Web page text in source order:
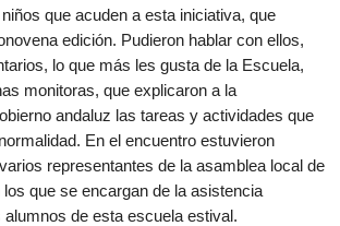
que acuden a esta iniciativa, que
edición. Pudieron hablar con ellos,
lo que más les gusta de la Escuela,
monitoras, que explicaron a la
andaluz las tareas y actividades que
En el encuentro estuvieron
representantes de la asamblea local de
que se encargan de la asistencia
de esta escuela estival.